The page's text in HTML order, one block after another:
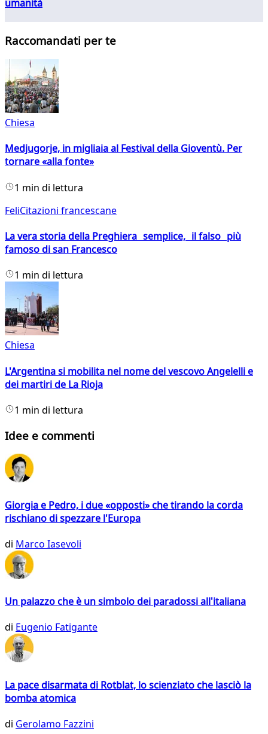
umanità
Raccomandati per te
Chiesa
Medjugorje, in migliaia al Festival della Gioventù. Per
tornare «alla fonte»
1 min di lettura
FeliCitazioni francescane
La vera storia della Preghiera semplice, il falso più
famoso di san Francesco
1 min di lettura
Chiesa
L'Argentina si mobilita nel nome del vescovo Angelelli e
dei martiri de La Rioja
1 min di lettura
Idee e commenti
Giorgia e Pedro, i due «opposti» che tirando la corda
rischiano di spezzare l'Europa
di Marco Iasevoli
Un palazzo che è un simbolo dei paradossi all'italiana
di Eugenio Fatigante
La pace disarmata di Rotblat, lo scienziato che lasciò la
bomba atomica
di Gerolamo Fazzini